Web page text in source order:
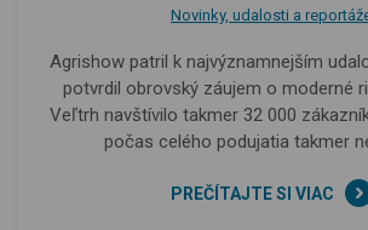
Novinky, udalosti a
Agrishow patril k najvýznamnejším
potvrdil obrovský záujem o moderné
Veľtrh navštívilo takmer 32 000
počas celého podujatia takmer
PREČÍTAJTE SI VIAC